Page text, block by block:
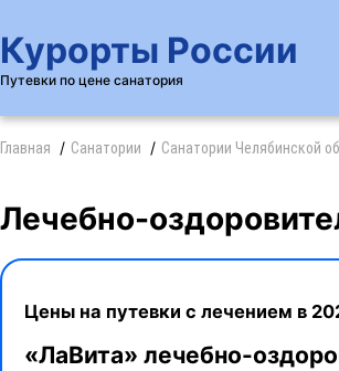
Курорты России
Путевки по цене санатория
Главная Санатории Санатории Челябинской
Лечебно-
Цены на путевки с лечением в
«ЛаВита» лечебно-